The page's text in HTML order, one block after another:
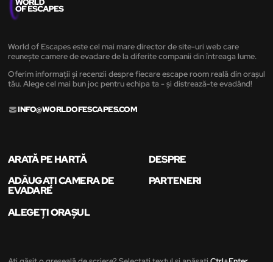
World of Escapes este cel mai mare director de site-uri web care
reunește camere de evadare de la diferite companii din întreaga lume.
Oferim informații și recenzii despre fiecare escape room reală din orașul
tău. Alege cel mai bun joc pentru echipa ta - și distrează-te evadând!
INFO@WORLDOFESCAPES.COM
ARATĂ PE HARTĂ
DESPRE
ADĂUGAȚI CAMERA DE
EVADARE
PARTENERI
ALEGEȚI ORAȘUL